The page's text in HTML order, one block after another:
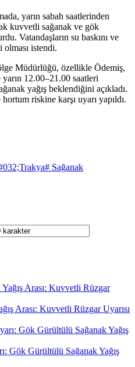
yarın sabah saatlerinden
kuvvetli sağanak ve gök
Vatandaşların su baskını ve
olması istendi.
Müdürlüğü, özellikle Ödemiş,
12.00–21.00 saatleri
yağış beklendiğini açıkladı.
riskine karşı uyarı yapıldı.
# Sağanak
Arası: Kuvvetli Rüzgar Uyarısı
Gök Gürültülü Sağanak Yağış